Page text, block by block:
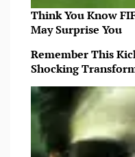
Think You Know
May Surprise You
Remember This
Shocking